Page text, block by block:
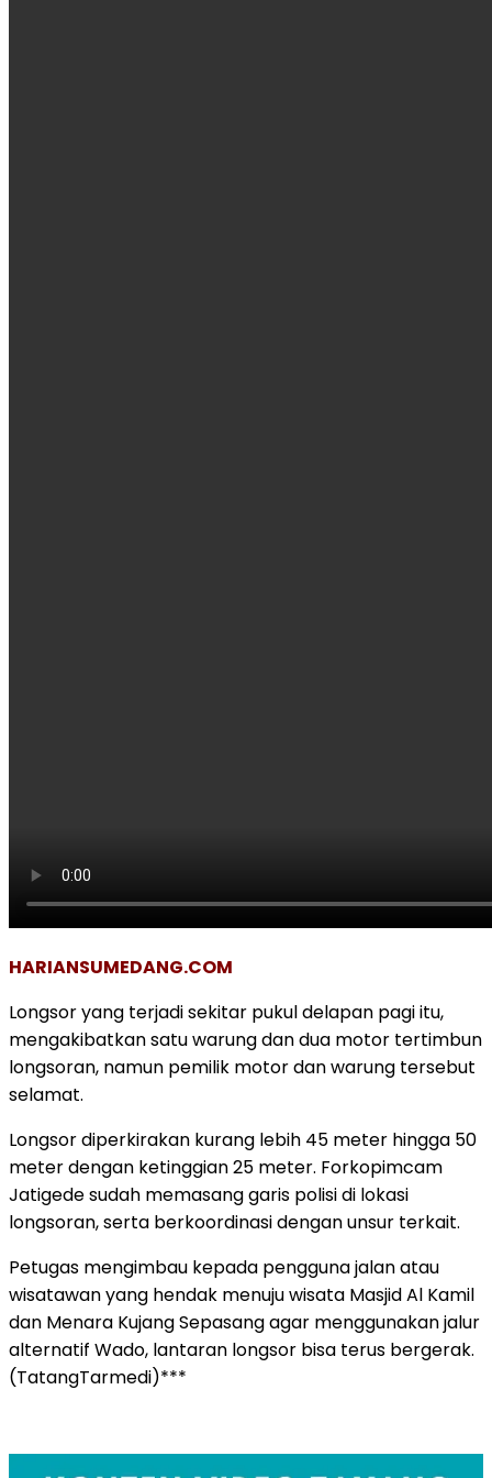
HARIANSUMEDANG.COM
Longsor yang terjadi sekitar pukul delapan pagi itu,
mengakibatkan satu warung dan dua motor tertimbun
longsoran, namun pemilik motor dan warung tersebut
selamat.
Longsor diperkirakan kurang lebih 45 meter hingga 50
meter dengan ketinggian 25 meter. Forkopimcam
Jatigede sudah memasang garis polisi di lokasi
longsoran, serta berkoordinasi dengan unsur terkait.
Petugas mengimbau kepada pengguna jalan atau
wisatawan yang hendak menuju wisata Masjid Al Kamil
dan Menara Kujang Sepasang agar menggunakan jalur
alternatif Wado, lantaran longsor bisa terus bergerak.
(TatangTarmedi)***